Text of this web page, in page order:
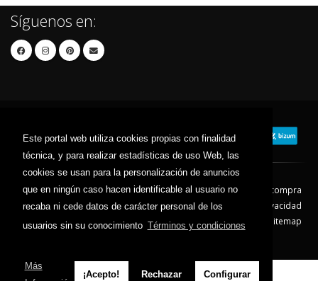
Este portal web utiliza cookies propias con finalidad
técnica, y para realizar estadísticas de uso Web, las
cookies se usan para la personalización de anuncios
que en ningún caso hacen identificable al usuario no
recaba ni cede datos de carácter personal de los
usuarios sin su conocimiento Términos y condiciones
Más
¡Acepto! Rechazar Configurar
Síguenos en:
Contacto Aviso Legal
Condiciones de compra
Política de envíos
Política de devolución
Política de Privacidad
Política de Cookies
Sitemap